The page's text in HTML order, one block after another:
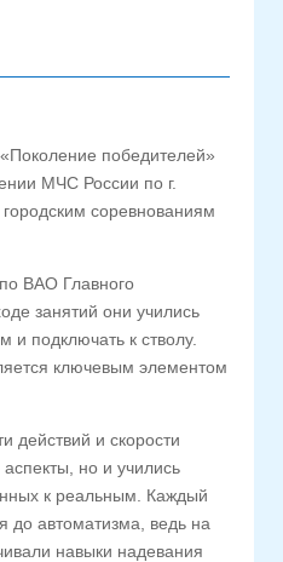
победителей»
МЧС России по г.
соревнованиям
ВАО Главного
занятий они учились
и подключать к стволу.
ключевым элементом
действий и скорости
но и учились
к реальным. Каждый
до автоматизма, ведь на
навыки надевания